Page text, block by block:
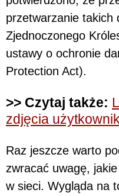
przetwarzanie takich
Zjednoczonego
ustawy o ochronie
Protection Act).
>> Czytaj także:
zdjęcia
Raz jeszcze warto
zwracać uwagę,
w sieci. Wygląda na